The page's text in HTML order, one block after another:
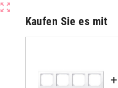
zoom_out_map
Kaufen Sie es mit
+